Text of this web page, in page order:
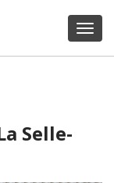
Selle-